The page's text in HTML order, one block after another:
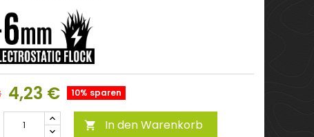
4,23 € 10% sparen
 In den Warenkorb